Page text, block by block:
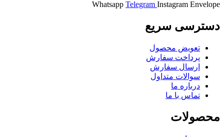
Whatsapp Telegram Instagram Envelope
دسترسی سریع
تعویض محصول
پرداخت سفارش
ارسال سفارش
سوالات متداول
درباره ما
تماس با ما
محصولات